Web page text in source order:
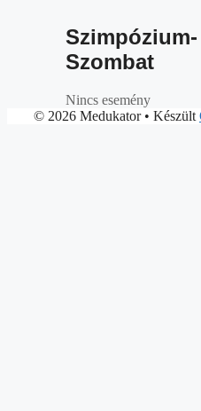
Szimpózium-
Szombat
Nincs esemény
© 2026 Medukator• Készült